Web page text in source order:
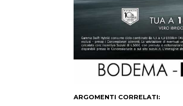
ARGOMENTI CORRELATI: